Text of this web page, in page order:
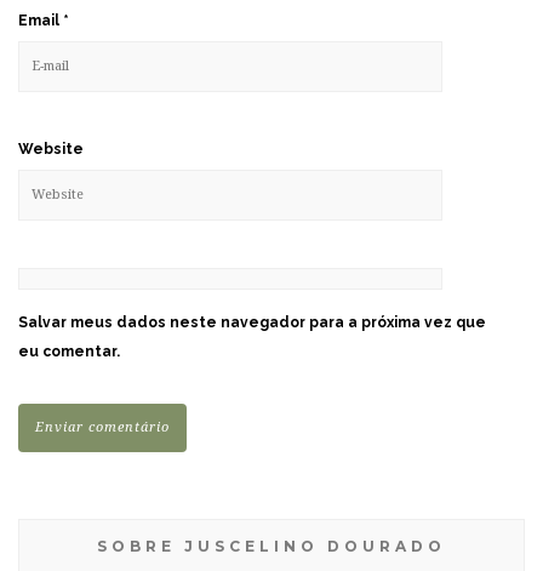
Email *
Website
Salvar meus dados neste navegador para a próxima vez que
eu comentar.
SOBRE JUSCELINO DOURADO